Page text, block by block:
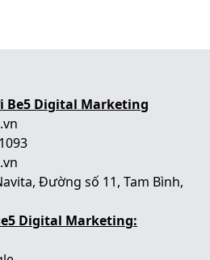
Be5 Digital Marketing
Đường số 11, Tam Bình,
Digital Marketing: